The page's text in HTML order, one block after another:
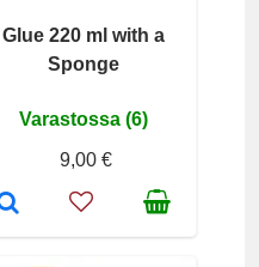
Glue 220 ml with a
Sponge
Varastossa (6)
9,00 €